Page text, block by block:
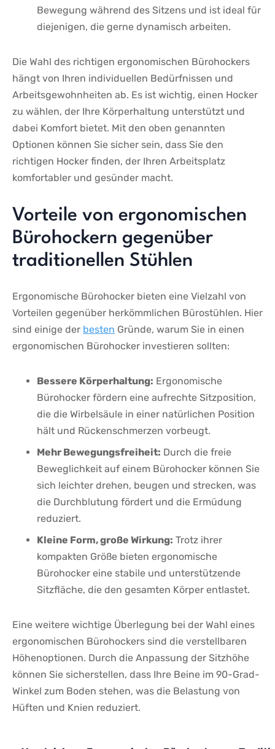
Bewegung ‌während des Sitzens ​und ist ideal für
‌diejenigen, die ‍gerne⁣ dynamisch arbeiten.
Die⁣ Wahl des richtigen ergonomischen ⁢Bürohockers
hängt von Ihren individuellen Bedürfnissen und
Arbeitsgewohnheiten ab. Es ist wichtig, einen Hocker
zu wählen, der Ihre Körperhaltung unterstützt ⁤und
dabei‌ Komfort bietet. Mit den⁢ oben genannten ​
Optionen können Sie sicher sein, dass Sie den
richtigen‌ Hocker finden, der ​Ihren Arbeitsplatz
komfortabler und ⁣gesünder macht.
Vorteile von ergonomischen
Bürohockern gegenüber
traditionellen Stühlen
Ergonomische Bürohocker bieten eine Vielzahl von⁢
Vorteilen gegenüber herkömmlichen​ Bürostühlen.‍ Hier‍
sind einige der besten Gründe, warum Sie in einen
ergonomischen Bürohocker investieren sollten:
Bessere Körperhaltung: Ergonomische
Bürohocker fördern eine aufrechte Sitzposition,
die⁢ die ‌Wirbelsäule ​in ⁣einer ⁤natürlichen Position
‌hält und‍ Rückenschmerzen vorbeugt.
Mehr Bewegungsfreiheit: Durch die freie
Beweglichkeit auf einem Bürohocker können Sie
sich⁤ leichter drehen,⁢ beugen und strecken, was
⁤die Durchblutung‍ fördert und die Ermüdung
reduziert.
Kleine‌ Form, große Wirkung: Trotz ‌ihrer
kompakten Größe bieten ergonomische
Bürohocker eine stabile und unterstützende
Sitzfläche, die den gesamten Körper ⁤entlastet.
Eine weitere wichtige Überlegung‍ bei der Wahl eines
ergonomischen Bürohockers sind die verstellbaren
Höhenoptionen. Durch die ⁤Anpassung der Sitzhöhe
können Sie sicherstellen, dass Ihre Beine im 90-Grad-
Winkel zum Boden ⁢stehen, ⁢was die ⁣Belastung ‍von
Hüften ​und Knien reduziert.